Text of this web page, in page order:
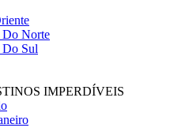
Do Norte
Sul
IMPERDÍVEIS